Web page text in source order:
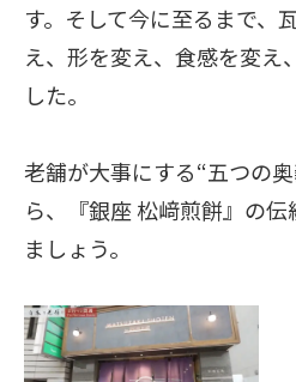
す。そして今に至るまで、
え、形を変え、食感を変え
した。
老舗が大事にする“五つの
ら、『銀座 松﨑煎餅』の
ましょう。